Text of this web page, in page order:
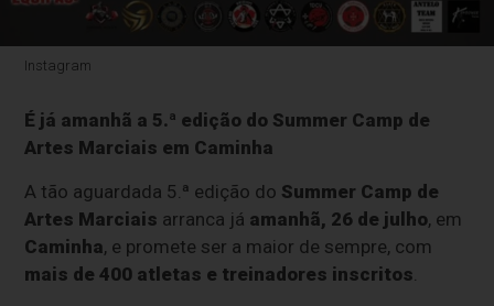
Instagram
É já amanhã a 5.ª edição do Summer Camp de
Artes Marciais em Caminha
A tão aguardada 5.ª edição do Summer Camp de
Artes Marciais arranca já amanhã, 26 de julho, em
Caminha, e promete ser a maior de sempre, com
mais de 400 atletas e treinadores inscritos.